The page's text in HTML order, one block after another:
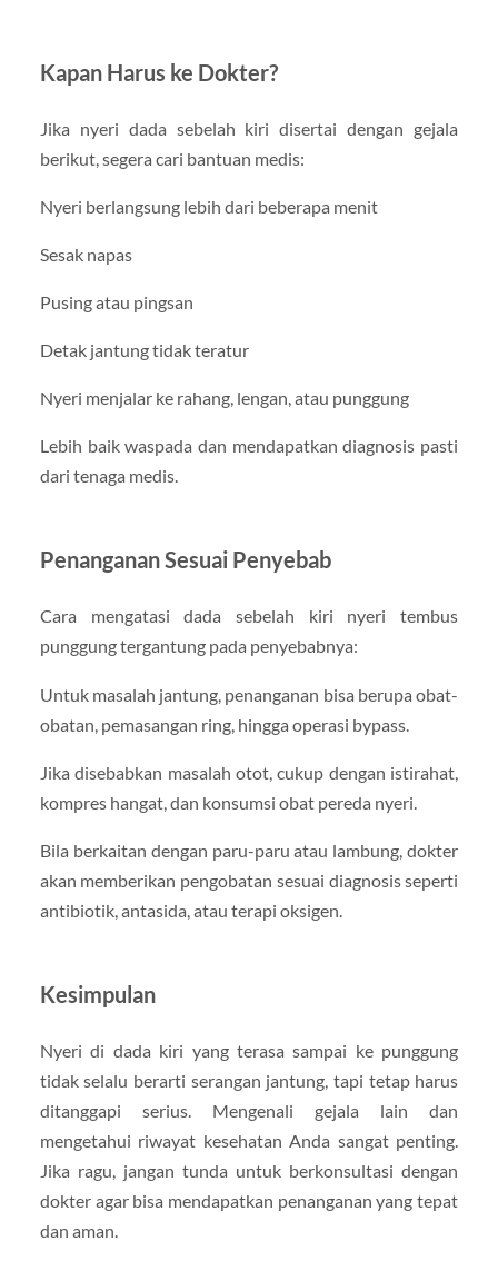
Kapan Harus ke Dokter?
Jika nyeri dada sebelah kiri disertai dengan gejala
berikut, segera cari bantuan medis:
Nyeri berlangsung lebih dari beberapa menit
Sesak napas
Pusing atau pingsan
Detak jantung tidak teratur
Nyeri menjalar ke rahang, lengan, atau punggung
Lebih baik waspada dan mendapatkan diagnosis pasti
dari tenaga medis.
Penanganan Sesuai Penyebab
Cara mengatasi dada sebelah kiri nyeri tembus
punggung tergantung pada penyebabnya:
Untuk masalah jantung, penanganan bisa berupa obat-
obatan, pemasangan ring, hingga operasi bypass.
Jika disebabkan masalah otot, cukup dengan istirahat,
kompres hangat, dan konsumsi obat pereda nyeri.
Bila berkaitan dengan paru-paru atau lambung, dokter
akan memberikan pengobatan sesuai diagnosis seperti
antibiotik, antasida, atau terapi oksigen.
Kesimpulan
Nyeri di dada kiri yang terasa sampai ke punggung
tidak selalu berarti serangan jantung, tapi tetap harus
ditanggapi serius. Mengenali gejala lain dan
mengetahui riwayat kesehatan Anda sangat penting.
Jika ragu, jangan tunda untuk berkonsultasi dengan
dokter agar bisa mendapatkan penanganan yang tepat
dan aman.